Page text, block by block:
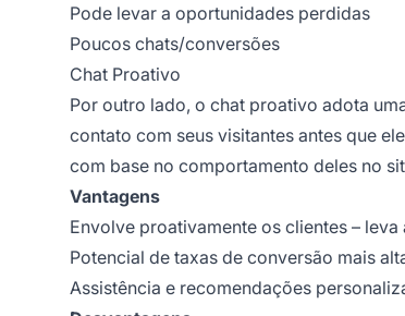
Pode levar a oportunidades perdidas
Poucos chats/conversões
Chat Proativo
Por outro lado, o chat proativo adota
contato com seus visitantes antes que
com base no comportamento deles no
Vantagens
Envolve proativamente os clientes –
Potencial de taxas de conversão mais
Assistência e recomendações